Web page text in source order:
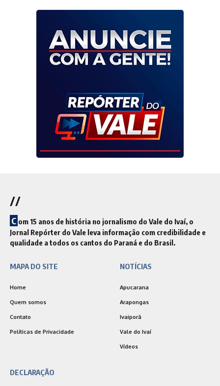
//
C om 15 anos de história no jornalismo do Vale do Ivaí, o
Jornal Repórter do Vale leva informação com credibilidade e
qualidade a todos os cantos do Paraná e do Brasil.
MAPA DO SITE
Home
Quem somos
Contato
Políticas de Privacidade
NOTÍCIAS
Apucarana
Arapongas
Ivaiporã
Vale do Ivaí
Vídeos
DECLARAÇÃO